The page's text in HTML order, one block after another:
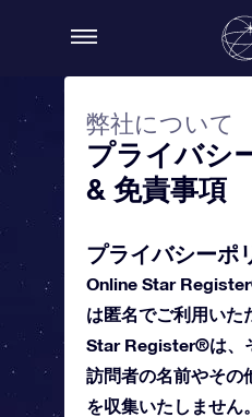
弊社について
プライバシ
& 免責事項
プライバシーポ
Online Star
は匿名でご利用いた
Star Register®は、
訪問者の名前やその
を収集いたしません。